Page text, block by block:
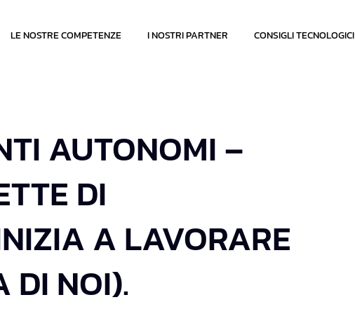
LE NOSTRE COMPETENZE I NOSTRI PARTNER CONSIGLI TECNOLOGICI
AUTONOMI –
DI
A LAVORARE
DI NOI).